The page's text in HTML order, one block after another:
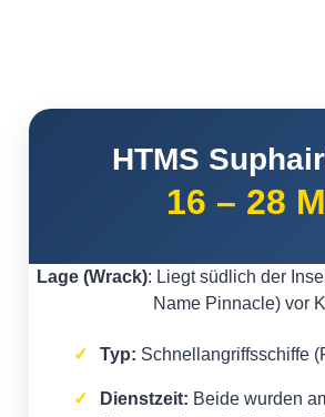
HTMS
16 – 28
Lage (Wrack): Liegt südlich der
Name Pinnacle) vor
Typ: Schnellangriffsschiffe
Dienstzeit: Beide wurden